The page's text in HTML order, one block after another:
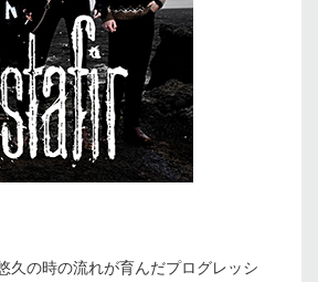
久の時の流れが育んだプログレッシ